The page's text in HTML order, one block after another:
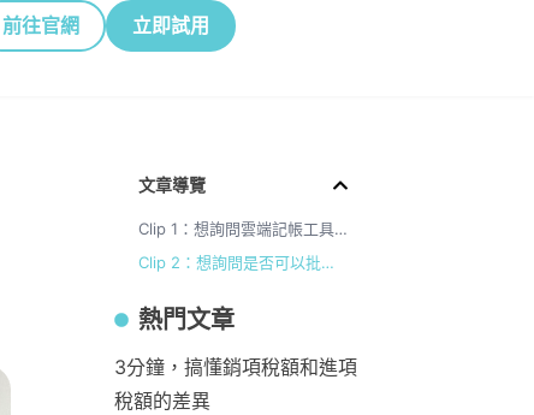
前往官網 立即試用
文章導覽
Clip 1：想詢問雲端記帳工具，資料紀錄後是儲存在哪？紀錄完後可以的資料可以匯出來對帳嗎？
Clip 2：想詢問是否可以批量匯入銀行明細呢?
熱門文章
3分鐘，搞懂銷項稅額和進項
稅額的差異